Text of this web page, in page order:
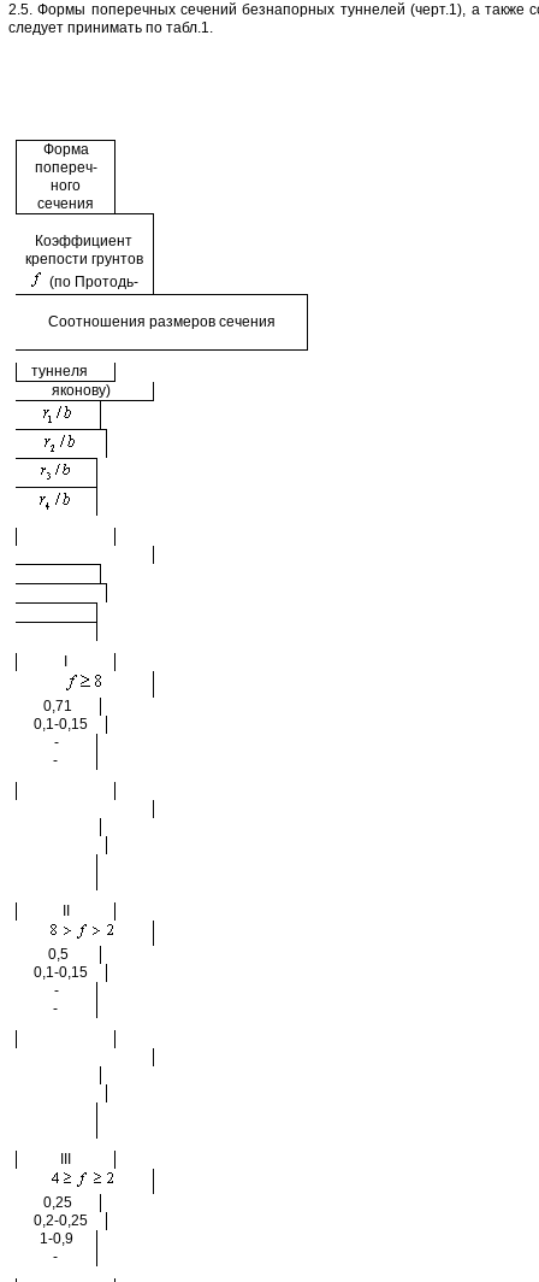
2.5. Формы поперечных сечений безнапорных туннелей (черт.1), а также
следует принимать по табл.1.
Форма
попереч-
ного
сечения
Коэффициент
крепости грунтов
(по Протодь-
Соотношения размеров сечения
туннеля
яконову)
0,71
0,1-0,15
-
-
0,5
0,1-0,15
-
-
0,25
0,2-0,25
1-0,9
-